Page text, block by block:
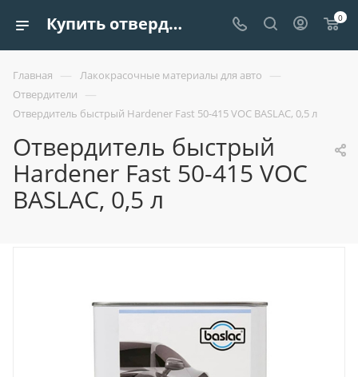
Купить отвердитель быстрый hardener fast 50-415 voc baslac, 0,5 л | Европроект Tрейдинг 0
Главная — Лакокрасочные материалы для авто —
Отвердители —
Отвердитель быстрый Hardener Fast 50-415 VOC BASLAC, 0,5 л
Отвердитель быстрый
Hardener Fast 50-415 VOC
BASLAC, 0,5 л